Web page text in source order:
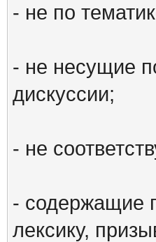
- не по
- не несущие
дискуссии;
- не
- содержащие
лексику,